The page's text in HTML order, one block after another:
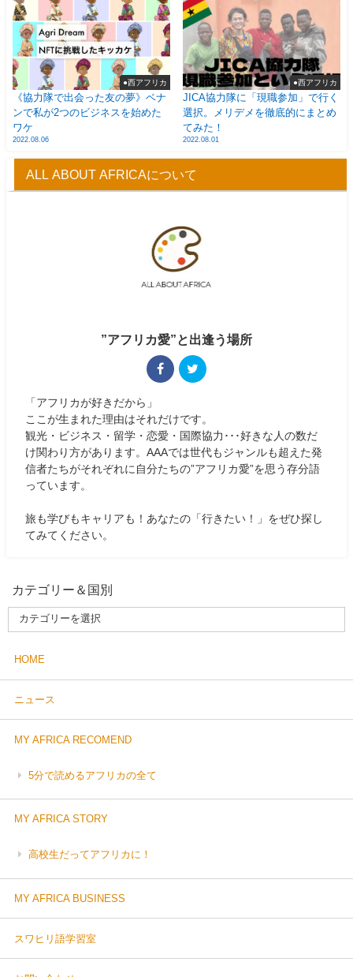
●西アフリカ
《協力隊で出会った友の夢》ベナ
ンで私が2つのビジネスを始めた
ワケ
2022.08.06
●西アフリカ
JICA協力隊に「現職参加」で行く
選択。メリデメを徹底的にまとめ
てみた！
2022.08.01
ALL ABOUT AFRICAについて
”アフリカ愛”と出逢う場所
「アフリカが好きだから」
ここが生まれた理由はそれだけです。
観光・ビジネス・留学・恋愛・国際協力･･･好きな人の数だ
け関わり方があります。AAAでは世代もジャンルも超えた発
信者たちがそれぞれに自分たちの”アフリカ愛”を思う存分語
っています。
旅も学びもキャリアも！あなたの「行きたい！」をぜひ探し
てみてください。
カテゴリー＆国別
HOME
ニュース
MY AFRICA RECOMEND
5分で読めるアフリカの全て
MY AFRICA STORY
高校生だってアフリカに！
MY AFRICA BUSINESS
スワヒリ語学習室